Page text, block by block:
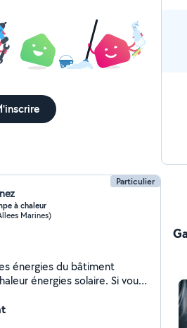
Particulier
à chaleur
Marines)
énergies du bâtiment
énergies solaire. Si vous
Je suis